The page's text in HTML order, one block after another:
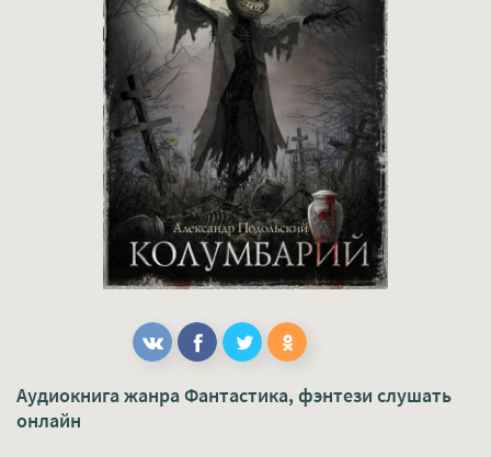
Аудиокнига жанра Фантастика, фэнтези слушать
онлайн